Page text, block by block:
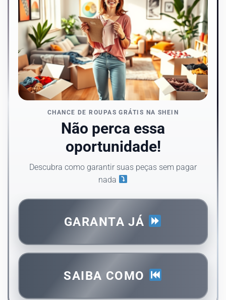
CHANCE DE ROUPAS GRÁTIS NA SHEIN
Não perca essa
oportunidade!
Descubra como garantir suas peças sem pagar
nada
GARANTA JÁ
SAIBA COMO